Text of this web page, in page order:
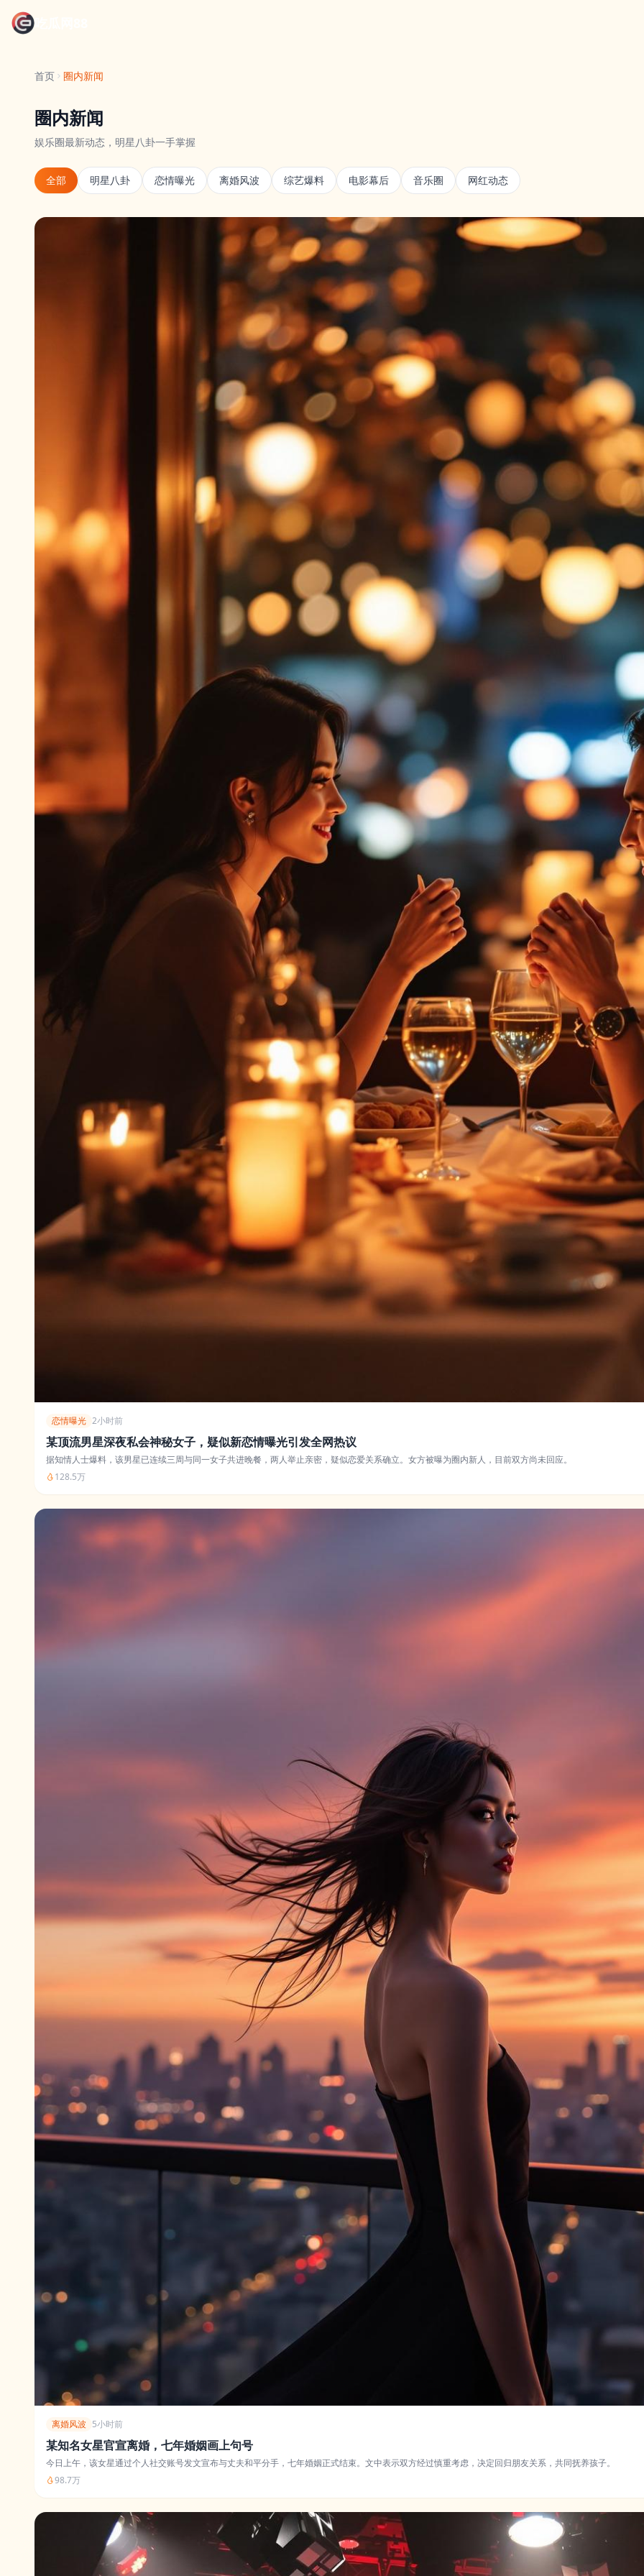
首页 圈内新闻
圈内新闻
娱乐圈最新动态，明星八卦一手掌握
全部 明星八卦 恋情曝光 离婚风波 综艺爆料 电影幕后 音乐圈 网红动态
恋情曝光 2小时前
某顶流男星深夜私会神秘女子，疑似新恋情曝光引发全网热议
据知情人士爆料，该男星已连续三周与同一女子共进晚餐，两人举止亲密，疑似恋爱关系确立。女方被曝为圈内新人，目前双方尚未回应。
128.5万
离婚风波 5小时前
某知名女星官宣离婚，七年婚姻画上句号
今日上午，该女星通过个人社交账号发文宣布与丈夫和平分手，七年婚姻正式结束。文中表示双方经过慎重考虑，决定回归朋友关系，共同抚养孩子。
98.7万